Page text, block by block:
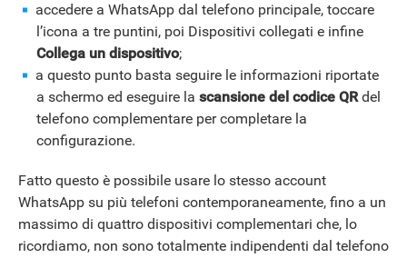
accedere a WhatsApp dal telefono principale, toccare
l’icona a tre puntini, poi Dispositivi collegati e infine
Collega un dispositivo;
a questo punto basta seguire le informazioni riportate
a schermo ed eseguire la scansione del codice QRdel
telefono complementare per completare la
configurazione.
Fatto questo è possibile usare lo stesso account
WhatsApp su più telefoni contemporaneamente, fino a un
massimo di quattro dispositivi complementari che, lo
ricordiamo, non sono totalmente indipendenti dal telefono